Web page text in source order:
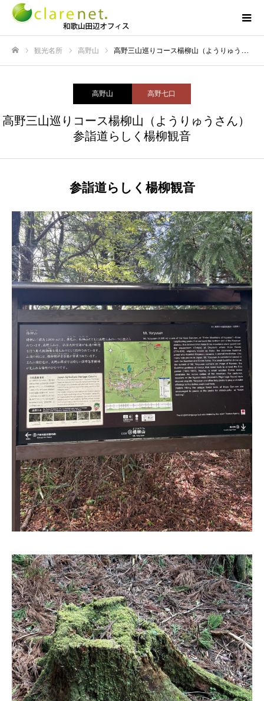
観光名所 高野山 高野三山巡りコース楊柳山（ようりゅうさん） 参詣道らしく楊柳観音
高野山 高野七口
高野三山巡りコース楊柳山（ようりゅうさん）
参詣道らしく楊柳観音
参詣道らしく楊柳観音